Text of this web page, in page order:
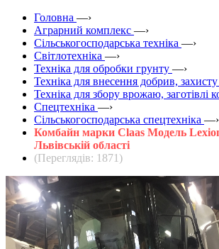
Головна —›
Аграрний комплекс —›
Сільськогосподарська техніка —›
Світлотехніка —›
Техніка для обробки грунту —›
Техніка для внесення добрив,
Техніка для збору врожаю, заготівлі
Спецтехніка —›
Сільськогосподарська спецтехніка —›
Комбайн марки Claas Модель
Львівській області
(Переглядів: 1871)